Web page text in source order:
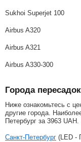
Sukhoi Superjet 100
Airbus A320
Airbus A321
Airbus A330-300
Города пересадок
Ниже ознакомьтесь с
другие города.
Петербург за 3963 UAH
Санкт-Петербург (LED -